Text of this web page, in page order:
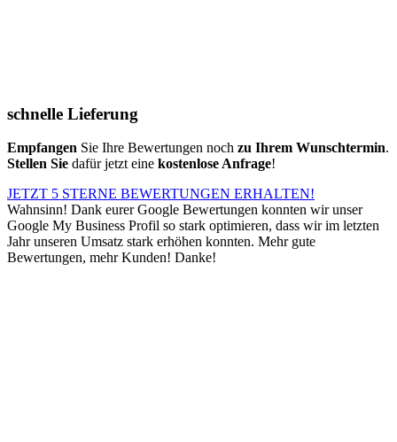
schnelle Lieferung
Empfangen Sie Ihre Bewertungen noch zu Ihrem Wunschtermin.
Stellen Sie dafür jetzt eine kostenlose Anfrage!
JETZT 5 STERNE BEWERTUNGEN ERHALTEN!
Wahnsinn! Dank eurer Google Bewertungen konnten wir unser
Google My Business Profil so stark optimieren, dass wir im letzten
Jahr unseren Umsatz stark erhöhen konnten. Mehr gute
Bewertungen, mehr Kunden! Danke!